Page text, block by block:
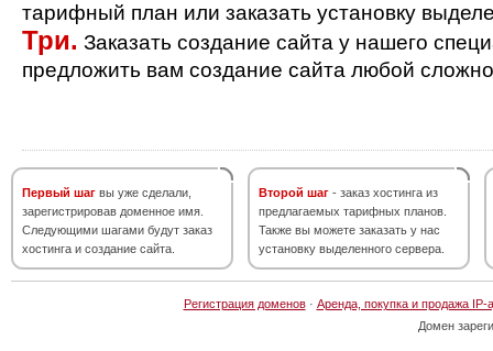
тарифный план или заказать установку
Три. Заказать создание сайта у нашего
предложить вам создание сайта любой
Первый шаг вы уже сделали,
зарегистрировав доменное имя.
Следующими шагами будут заказ
хостинга и создание сайта.
Второй шаг - заказ хостинга из
предлагаемых тарифных планов.
Также вы можете заказать у нас
установку выделенного сервера.
Регистрация доменов· Аренда, покупка и продажа IP-
Домен